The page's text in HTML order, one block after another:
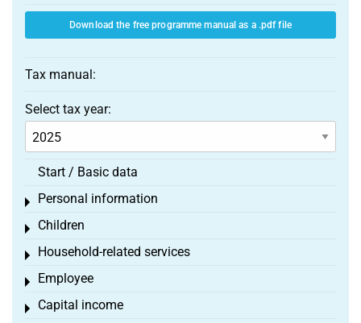
Download the free programme manual as a .pdf file
Tax manual:
Select tax year:
Start / Basic data
Personal information
Toggle menu
Children
Toggle menu
Household-related services
Toggle menu
Employee
Toggle menu
Capital income
Toggle menu